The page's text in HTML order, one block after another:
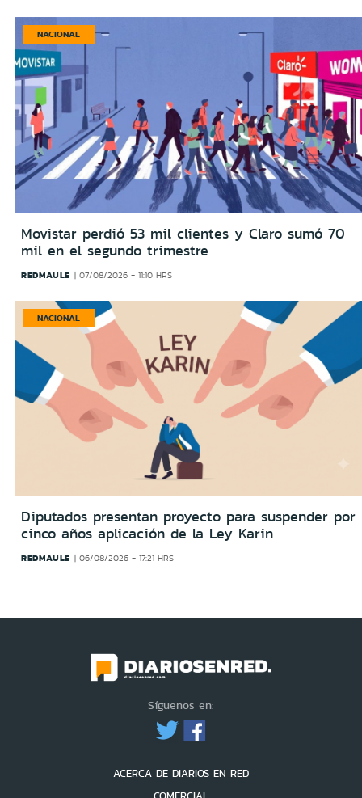
NACIONAL
Movistar perdió 53 mil clientes y Claro sumó 70
mil en el segundo trimestre
REDMAULE 07/08/2026 - 11:10 HRS
NACIONAL
Diputados presentan proyecto para suspender por
cinco años aplicación de la Ley Karin
REDMAULE 06/08/2026 - 17:21 HRS
Síguenos en:
ACERCA DE DIARIOS EN RED